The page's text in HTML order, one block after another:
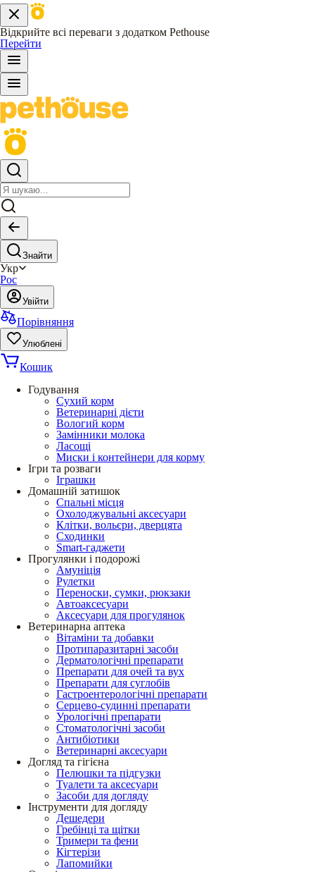
Відкрийте всі переваги з додатком Pethouse
Перейти
Знайти
Укр
Рос
Увійти
Порівняння
Улюблені
Кошик
Годування
Сухий корм
Ветеринарні дієти
Вологий корм
Замінники молока
Ласощі
Миски і контейнери для корму
Ігри та розваги
Іграшки
Домашній затишок
Спальні місця
Охолоджувальні аксесуари
Клітки, вольєри, дверцята
Сходинки
Smart-гаджети
Прогулянки і подорожі
Амуніція
Рулетки
Переноски, сумки, рюкзаки
Автоаксесуари
Аксесуари для прогулянок
Ветеринарна аптека
Вітаміни та добавки
Протипаразитарні засоби
Дерматологічні препарати
Препарати для очей та вух
Препарати для суглобів
Гастроентерологічні препарати
Серцево-судинні препарати
Урологічні препарати
Стоматологічні засоби
Антибіотики
Ветеринарні аксесуари
Догляд та гігієна
Пелюшки та підгузки
Туалети та аксесуари
Засоби для догляду
Інструменти для догляду
Дешедери
Гребінці та щітки
Тримери та фени
Кігтерізи
Лапомийки